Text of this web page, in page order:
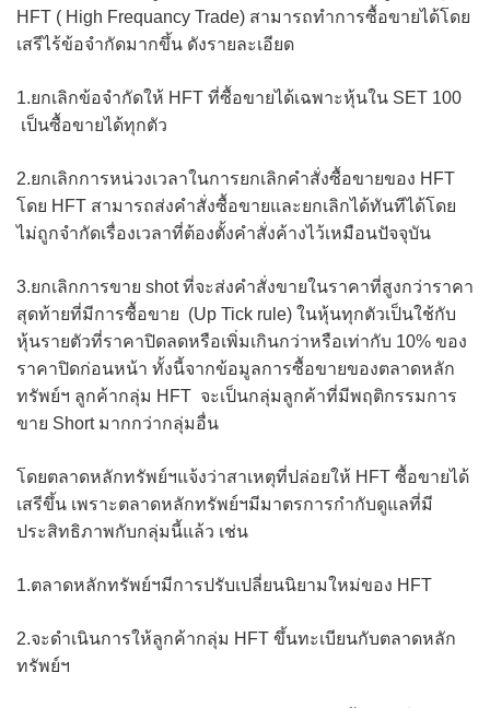
HFT ( High Frequancy Trade) สามารถทำการซื้อขายได้โดย
เสรีไร้ข้อจำกัดมากขึ้น ดังรายละเอียด
1.ยกเลิกข้อจำกัดให้ HFT ที่ซื้อขายได้เฉพาะหุ้นใน SET 100
เป็นซื้อขายได้ทุกตัว
2.ยกเลิกการหน่วงเวลาในการยกเลิกคำสั่งซื้อขายของ HFT
โดย HFT สามารถส่งคำสั่งซื้อขายและยกเลิกได้ทันทีได้โดย
ไม่ถูกจำกัดเรื่องเวลาที่ต้องตั้งคำสั่งค้างไว้เหมือนปัจจุบัน
3.ยกเลิกการขาย shot ที่จะส่งคำสั่งขายในราคาที่สูงกว่าราคา
สุดท้ายที่มีการซื้อขาย (Up Tick rule) ในหุ้นทุกตัวเป็นใช้กับ
หุ้นรายตัวที่ราคาปิดลดหรือเพิ่มเกินกว่าหรือเท่ากับ 10% ของ
ราคาปิดก่อนหน้า ทั้งนี้จากข้อมูลการซื้อขายของตลาดหลัก
ทรัพย์ฯ ลูกค้ากลุ่ม HFT จะเป็นกลุ่มลูกค้าที่มีพฤติกรรมการ
ขาย Short มากกว่ากลุ่มอื่น
โดยตลาดหลักทรัพย์ฯแจ้งว่าสาเหตุที่ปล่อยให้ HFT ซื้อขายได้
เสรีขึ้น เพราะตลาดหลักทรัพย์ฯมีมาตรการกำกับดูแลที่มี
ประสิทธิภาพกับกลุ่มนี้แล้ว เช่น
1.ตลาดหลักทรัพย์ฯมีการปรับเปลี่ยนนิยามใหม่ของ HFT
2.จะดำเนินการให้ลูกค้ากลุ่ม HFT ขึ้นทะเบียนกับตลาดหลัก
ทรัพย์ฯ